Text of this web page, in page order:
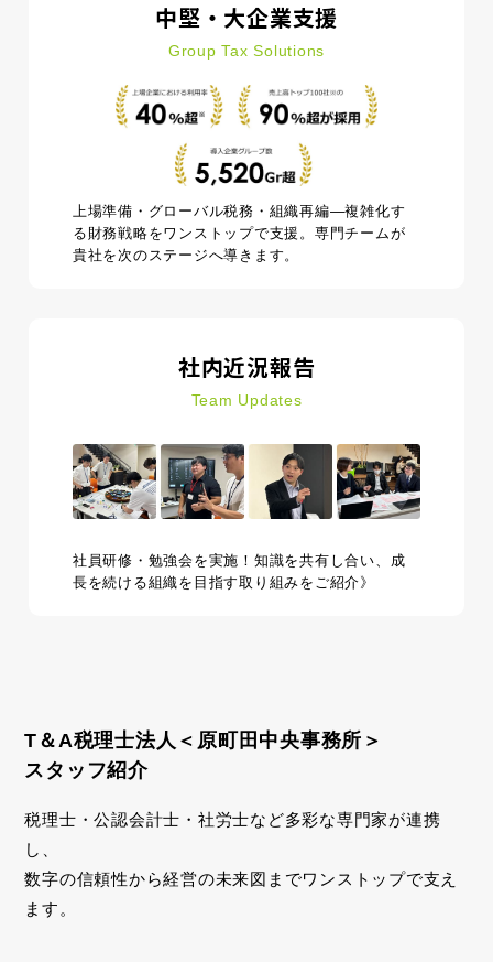
中堅・大企業支援
Group Tax Solutions
上場準備・グローバル税務・組織再編―複雑化す
る財務戦略をワンストップで支援。専門チームが
貴社を次のステージへ導きます。
社内近況報告
Team Updates
社員研修・勉強会を実施！知識を共有し合い、成
長を続ける組織を目指す取り組みをご紹介》
T＆A税理士法人＜原町田中央事務所＞
スタッフ紹介
税理士・公認会計士・社労士など多彩な専門家が連携
し、
数字の信頼性から経営の未来図までワンストップで支え
ます。